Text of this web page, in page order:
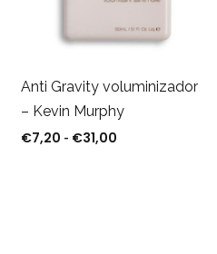
desde €14,00 hasta €31,00
Anti Gravity voluminizador
– Kevin Murphy
€7,20 - €31,00Rango de